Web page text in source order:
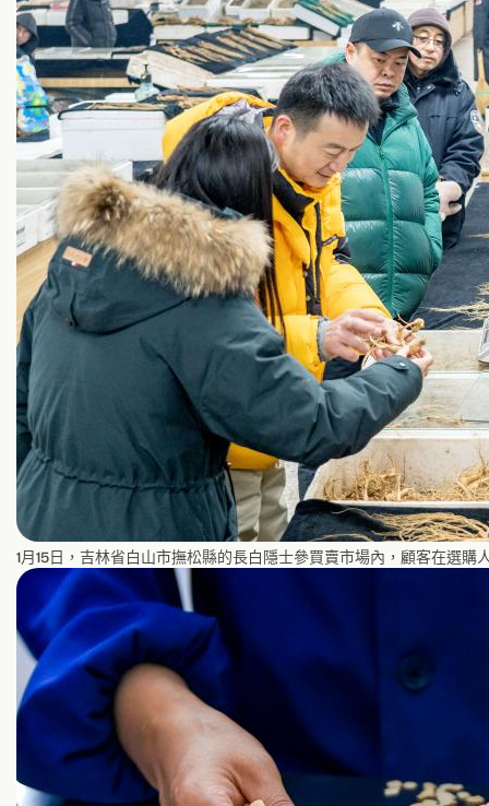
1月15日，吉林省白山市撫松縣的長白隱士參買賣市場內，顧客在選購